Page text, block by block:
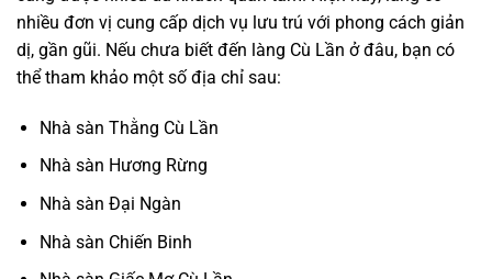
nhiều đơn vị cung cấp dịch vụ lưu trú với phong cách giản
dị, gần gũi. Nếu chưa biết đến làng Cù Lần ở đâu, bạn có
thể tham khảo một số địa chỉ sau:
Nhà sàn Thằng Cù Lần
Nhà sàn Hương Rừng
Nhà sàn Đại Ngàn
Nhà sàn Chiến Binh